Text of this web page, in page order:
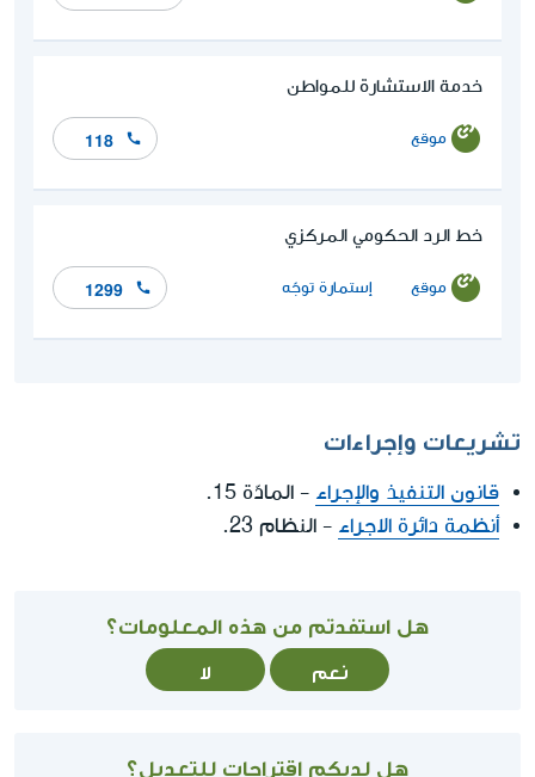
خدمة الاستشارة للمواطن
موقع 118
خط الرد الحكومي المركزي
موقع إستمارة توجّه 1299
تشريعات وإجراءات
قانون التنفيذ والإجراء - المادّة 15.
أنظمة دائرة الاجراء - النظام 23.
هل استفدتم من هذه المعلومات؟
نعم لا
هل لديكم اقتراحات للتعديل؟